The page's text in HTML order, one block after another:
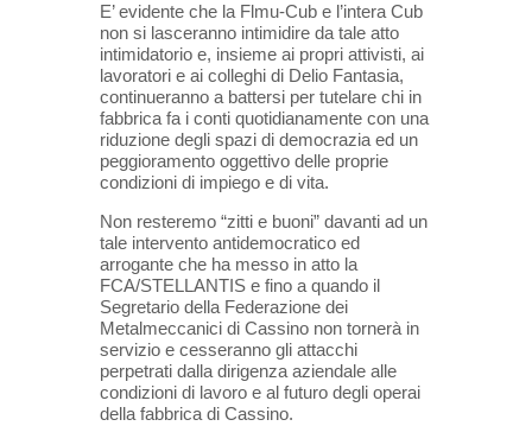
E’ evidente che la Flmu-Cub e l’intera Cub
non si lasceranno intimidire da tale atto
intimidatorio e, insieme ai propri attivisti, ai
lavoratori e ai colleghi di Delio Fantasia,
continueranno a battersi per tutelare chi in
fabbrica fa i conti quotidianamente con una
riduzione degli spazi di democrazia ed un
peggioramento oggettivo delle proprie
condizioni di impiego e di vita.
Non resteremo “zitti e buoni” davanti ad un
tale intervento antidemocratico ed
arrogante che ha messo in atto la
FCA/STELLANTIS e fino a quando il
Segretario della Federazione dei
Metalmeccanici di Cassino non tornerà in
servizio e cesseranno gli attacchi
perpetrati dalla dirigenza aziendale alle
condizioni di lavoro e al futuro degli operai
della fabbrica di Cassino.